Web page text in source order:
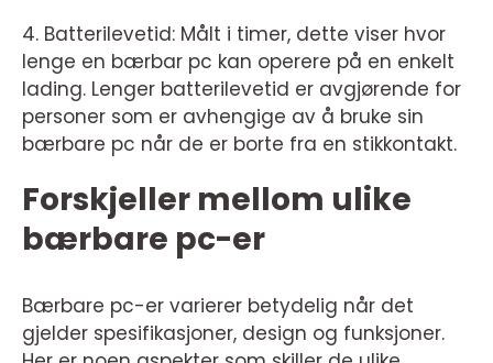
4. Batterilevetid: Målt i timer, dette viser hvor
lenge en bærbar pc kan operere på en enkelt
lading. Lenger batterilevetid er avgjørende for
personer som er avhengige av å bruke sin
bærbare pc når de er borte fra en stikkontakt.
Forskjeller mellom ulike
bærbare pc-er
Bærbare pc-er varierer betydelig når det
gjelder spesifikasjoner, design og funksjoner.